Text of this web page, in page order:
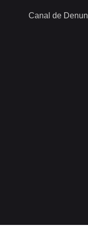
Canal de